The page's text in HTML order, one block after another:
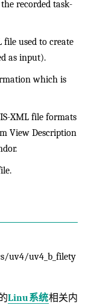
recorded task-
used to create
as input).
which is
XML file formats
View Description
uv4/uv4_b_filety
Linu系统相关内